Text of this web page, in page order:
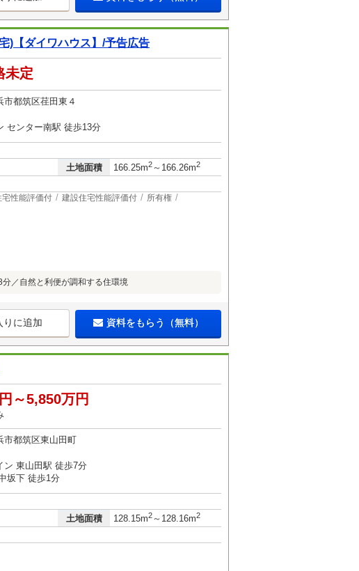
)【ダイワハウス】/予告広告
未定
市都筑区荏田東４
センター南駅 徒歩13分
土地面積 166.25m2～166.26m2
宅性能評価付 建設住宅性能評価付
所有権
分／自然と利便が調和する住環境
りに追加 資料をもらう（無料）
～5,850万円
市都筑区東山田町
ン 東山田駅 徒歩7分
坂下 徒歩1分
土地面積 128.15m2～128.16m2